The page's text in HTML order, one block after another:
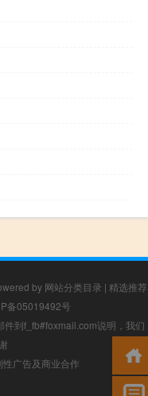
by 网站分类目录 | 精选推荐
备05019492号
到f_fb#foxmail.com说明，我们
广告及商业合作